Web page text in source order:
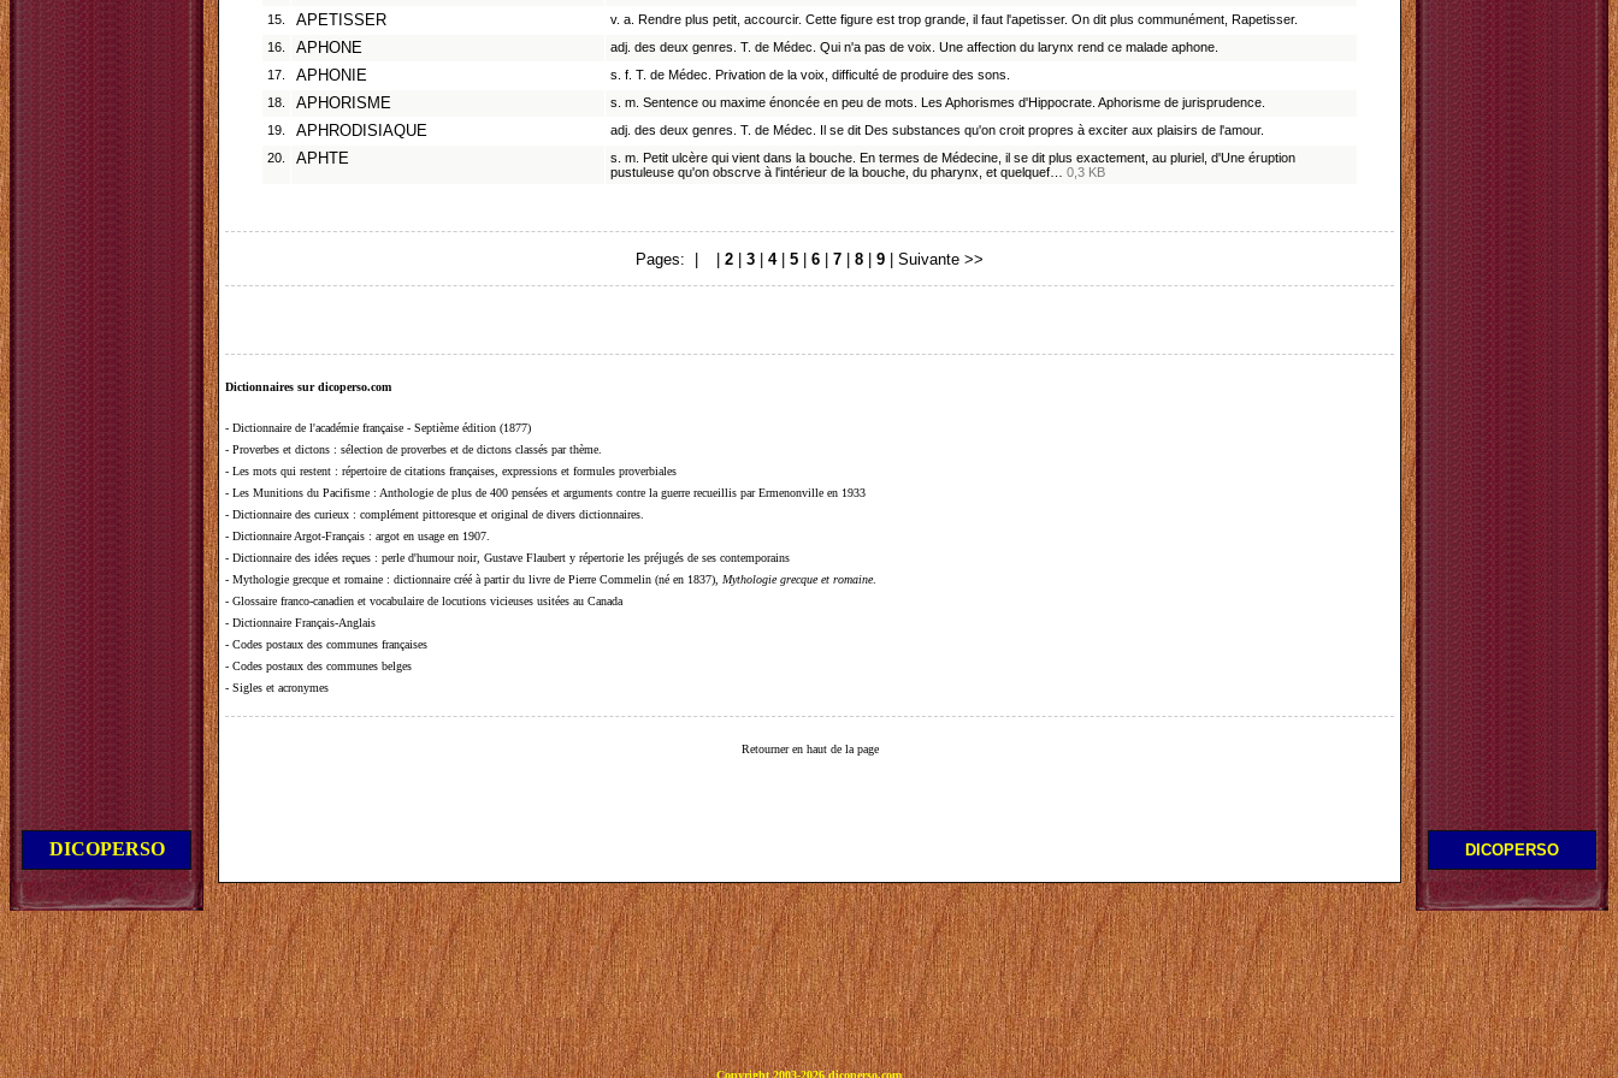
DICOPERSO
15. APETISSER
v. a. Rendre plus petit, accourcir. Cette figure est trop grande, il faut l'apetisser. On dit plus communément, Rapetisser.
16.
APHONE
adj. des deux genres. T. de Médec. Qui n'a pas de voix. Une affection du larynx rend ce malade aphone.
17.
APHONIE
s. f. T. de Médec. Privation de la voix, difficulté de produire des sons.
18.
APHORISME
s. m. Sentence ou maxime énoncée en peu de mots. Les Aphorismes d'Hippocrate. Aphorisme de jurisprudence.
19.
APHRODISIAQUE
adj. des deux genres. T. de Médec. Il se dit Des substances qu'on croit propres à exciter aux plaisirs de l'amour.
20.
APHTE
s. m. Petit ulcère qui vient dans la bouche. En termes de Médecine, il se dit plus exactement, au pluriel, d'Une éruption
pustuleuse qu'on obscrve à l'intérieur de la bouche, du pharynx, et quelquef… 0,3 KB
Pages: | 2 3 4| 5 6 7 8 9 Suivante >>
Dictionnaires sur dicoperso.com
- Dictionnaire de l'académie française - Septième édition (1877)
- Proverbes et dictons : sélection de proverbes et de dictons classés par thème.
- Les mots qui restent : répertoire de citations françaises, expressions et formules proverbiales
- Les Munitions du Pacifisme : Anthologie de plus de 400 pensées et arguments contre la guerre recueillis par Ermenonville en 1933
- Dictionnaire des curieux : complément pittoresque et original de divers dictionnaires.
- Dictionnaire Argot-Français : argot en usage en 1907.
- Dictionnaire des idées reçues : perle d'humour noir, Gustave Flaubert y répertorie les préjugés de ses contemporains
- Mythologie grecque et romaine : dictionnaire créé à partir du livre de Pierre Commelin (né en 1837), Mythologie grecque et romaine.
- Glossaire franco-canadien et vocabulaire de locutions vicieuses usitées au Canada
- Dictionnaire Français-Anglais
- Codes postaux des communes françaises
- Codes postaux des communes belges
- Sigles et acronymes
Retourner en haut de la page
DICOPERSO
Copyright 2003-2026 dicoperso.com